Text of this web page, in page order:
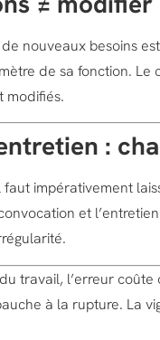
nouveaux besoins
de sa fonction. Le
modifiés.
:
impérativement
et
travail, l’erreur coûte
à la rupture. La